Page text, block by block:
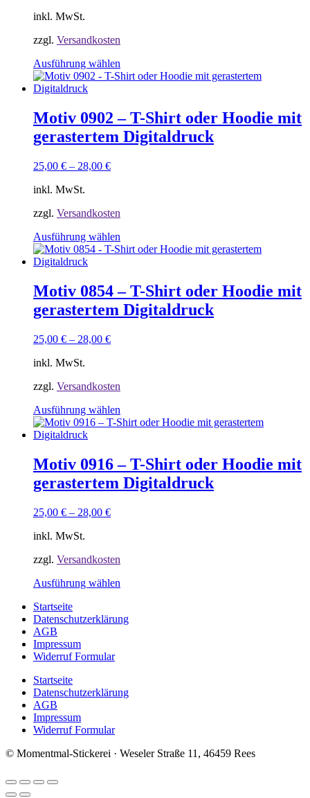
inkl. MwSt.
zzgl. Versandkosten
Ausführung wählen
Produkt
Varianten
auf.
Die
Motiv 0902 – T-Shirt oder Hoodie mit
gerastertem Digitaldruck
25,00 € – 28,00 €
inkl. MwSt.
zzgl. Versandkosten
Ausführung wählen
Produkt
Varianten
auf.
Die
Motiv 0854 – T-Shirt oder Hoodie mit
gerastertem Digitaldruck
25,00 € – 28,00 €
inkl. MwSt.
zzgl. Versandkosten
Ausführung wählen
Produkt
Varianten
auf.
Die
Motiv 0916 – T-Shirt oder Hoodie mit
gerastertem Digitaldruck
25,00 € – 28,00 €
inkl. MwSt.
zzgl. Versandkosten
Ausführung wählen
mehrere
auf
Startseite
Datenschutzerklärung
AGB
Impressum
Widerruf Formular
Startseite
Datenschutzerklärung
AGB
Impressum
Widerruf Formular
© Momentmal-Stickerei · Weseler Straße 11, 46459 Rees